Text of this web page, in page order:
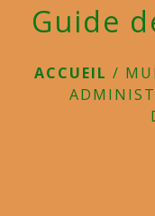
Guide
ACCUEIL /